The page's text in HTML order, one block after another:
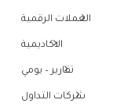
العملات الرقمية
الاكاديمية
تقارير – يومي
شركات التداول